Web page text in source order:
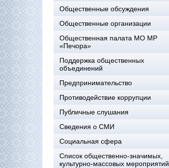
Общественные обсуждения
Общественные организации
Общественная палата МО МР
«Печора»
Поддержка общественных
объединений
Предпринимательство
Противодействие коррупции
Публичные слушания
Сведения о СМИ
Социальная сфера
Список общественно-значимых,
культурно-массовых мероприятий